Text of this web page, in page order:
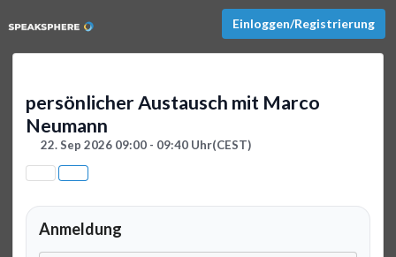
Einloggen/Registrierung
persönlicher Austausch mit Marco
Neumann
22. Sep 2026 09:00 - 09:40 Uhr(CEST)
Anmeldung